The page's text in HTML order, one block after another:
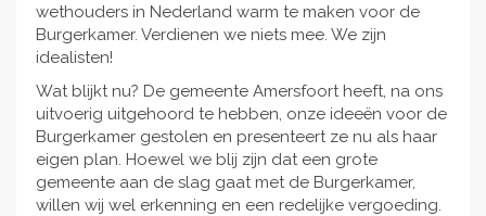
wethouders in Nederland warm te maken voor de
Burgerkamer. Verdienen we niets mee. We zijn
idealisten!
Wat blijkt nu? De gemeente Amersfoort heeft, na ons
uitvoerig uitgehoord te hebben, onze ideeën voor de
Burgerkamer gestolen en presenteert ze nu als haar
eigen plan. Hoewel we blij zijn dat een grote
gemeente aan de slag gaat met de Burgerkamer,
willen wij wel erkenning en een redelijke vergoeding.